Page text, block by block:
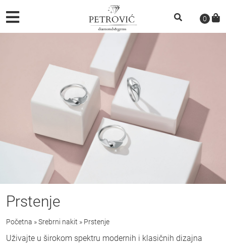
0
Prstenje
Početna »Srebrni nakit » Prstenje
Uživajte u širokom spektru modernih i klasičnih dizajna